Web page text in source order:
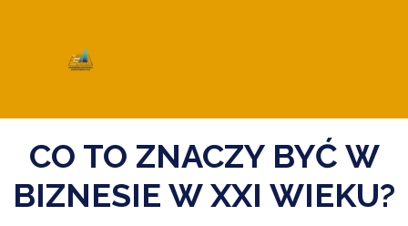
CO TO ZNACZY BYĆ W
BIZNESIE W XXI WIEKU?